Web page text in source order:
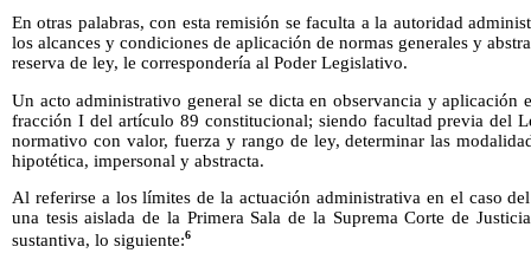
En otras palabras, con esta remisión se faculta a la autoridad
los alcances y condiciones de aplicación de normas generales y
reserva de ley, le correspondería al Poder Legislativo.
Un acto administrativo general se dicta en observancia y aplicación
fracción I del artículo 89 constitucional; siendo facultad previa del
normativo con valor, fuerza y rango de ley, determinar las
hipotética, impersonal y abstracta.
Al referirse a los límites de la actuación administrativa en el caso
una tesis aislada de la Primera Sala de la Suprema Corte de
sustantiva, lo siguiente:6